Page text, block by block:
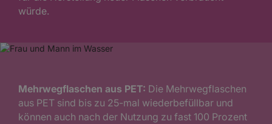
würde.
Mehrwegflaschen aus PET: Die Mehrwegflaschen
aus PET sind bis zu 25-mal wiederbefüllbar und
können auch nach der Nutzung zu fast 100 Prozent